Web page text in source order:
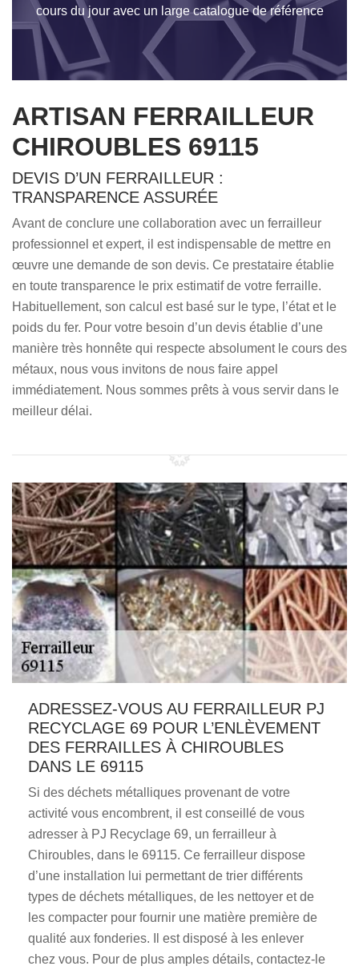
cours du jour avec un large catalogue de référence
ARTISAN FERRAILLEUR
CHIROUBLES 69115
DEVIS D’UN FERRAILLEUR :
TRANSPARENCE ASSURÉE
Avant de conclure une collaboration avec un ferrailleur
professionnel et expert, il est indispensable de mettre en
œuvre une demande de son devis. Ce prestataire établie
en toute transparence le prix estimatif de votre ferraille.
Habituellement, son calcul est basé sur le type, l’état et le
poids du fer. Pour votre besoin d’un devis établie d’une
manière très honnête qui respecte absolument le cours des
métaux, nous vous invitons de nous faire appel
immédiatement. Nous sommes prêts à vous servir dans le
meilleur délai.
ADRESSEZ-VOUS AU FERRAILLEUR PJ
RECYCLAGE 69 POUR L’ENLÈVEMENT
DES FERRAILLES À CHIROUBLES
DANS LE 69115
Si des déchets métalliques provenant de votre
activité vous encombrent, il est conseillé de vous
adresser à PJ Recyclage 69, un ferrailleur à
Chiroubles, dans le 69115. Ce ferrailleur dispose
d’une installation lui permettant de trier différents
types de déchets métalliques, de les nettoyer et de
les compacter pour fournir une matière première de
qualité aux fonderies. Il est disposé à les enlever
chez vous. Pour de plus amples détails, contactez-le